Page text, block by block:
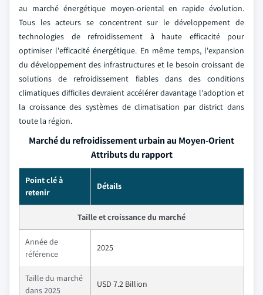
au marché énergétique moyen-oriental en rapide évolution.
Tous les acteurs se concentrent sur le développement de
technologies de refroidissement à haute efficacité pour
optimiser l'efficacité énergétique. En même temps, l'expansion
du développement des infrastructures et le besoin croissant de
solutions de refroidissement fiables dans des conditions
climatiques difficiles devraient accélérer davantage l'adoption et
la croissance des systèmes de climatisation par district dans
toute la région.
Marché du refroidissement urbain au Moyen-Orient
Attributs du rapport
Point clé à
retenir
Détails
Taille et croissance du marché
Année de
référence
2025
Taille du marché
dans 2025
USD 7.2 Billion